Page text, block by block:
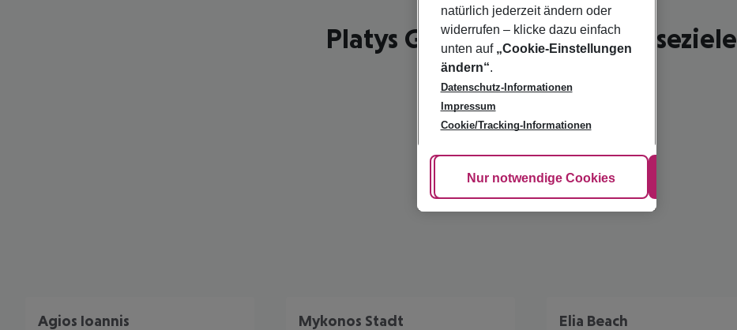
Platys Gialos - schönste Reiseziele
Agios Ioannis Mykonos Stadt Elia Beach
natürlich jederzeit ändern oder
widerrufen – klicke dazu einfach
unten auf „Cookie-Einstellungen
ändern“.
Datenschutz-Informationen
Impressum
Cookie/Tracking-Informationen
Cookie anpassen
Nur notwendige Cookies